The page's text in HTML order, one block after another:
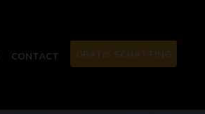
CONTACT GRATIS SCHATTING